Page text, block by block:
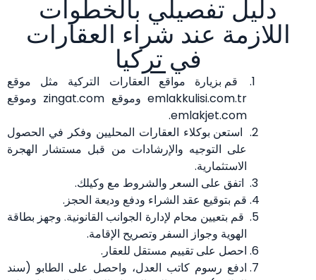
دليل تفصيلي بالخطوات
اللازمة عند شراء العقارات
في تركيا
قم بزيارة مواقع العقارات التركية مثل موقع
emlakkulisi.com.tr وموقع zingat.com وموقع
emlakjet.com.
استعن بوكلاء العقارات المحليين وفكر في الحصول
على التوجيه والإرشادات من قبل مستشار الهجرة
الاستثمارية.
اتفق على السعر والشروط مع وكيلك.
قم بتوقيع عقد الشراء ودفع وديعة الحجز.
قم بتعيين محام لإدارة الجوانب القانونية. وجهز بطاقة
الهوية وجواز السفر وتصريح الإقامة.
احصل على تقييم مستقل للعقار.
ادفع رسوم كاتب العدل، واحصل على الطابو (سند